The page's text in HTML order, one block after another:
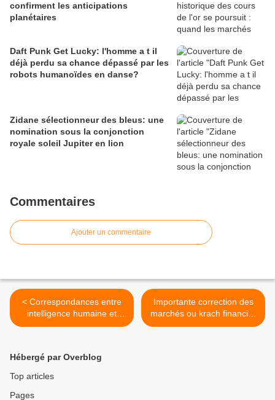
confirment les anticipations
planétaires
Daft Punk Get Lucky: l'homme a t il
déjà perdu sa chance dépassé par les
robots humanoïdes en danse?
Zidane sélectionneur des bleus: une
nomination sous la conjonction
royale soleil Jupiter en lion
Commentaires
Ajouter un commentaire
< Correspondances entre
intelligence humaine et
énergie planétaire:
Importante correction des
marchés ou krach financier
le 21 et 22 octobre 2019 ?
Hébergé par Overblog
Top articles
Pages